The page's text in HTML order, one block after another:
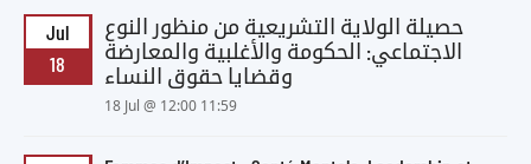
Jul
18
حصيلة الولاية التشريعية من منظور النوع
الاجتماعي: الحكومة والأغلبية والمعارضة
وقضايا حقوق النساء
18 Jul @ 12:00 11:59